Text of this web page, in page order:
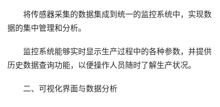
将传感器采集的数据集成到统一的监控系统中，实现数
据的集中管理和分析。
监控系统能够实时显示生产过程中的各种参数，并提供
历史数据查询功能，以便操作人员随时了解生产状况。
二、可视化界面与数据分析